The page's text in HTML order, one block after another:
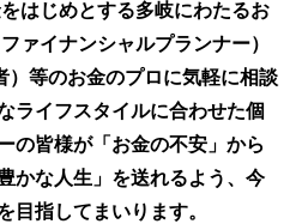
はじめとする多岐にわたるお
ァイナンシャルプランナー）
等のお金のプロに気軽に相談
ライフスタイルに合わせた個
の皆様が「お金の不安」から
かな人生」を送れるよう、今
目指してまいります。